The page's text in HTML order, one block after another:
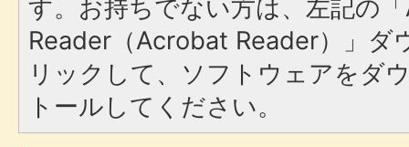
す。お持ちでない方は、左記の
Reader（Acrobat Reader）」ダ
リックして、ソフトウェアをダ
トールしてください。